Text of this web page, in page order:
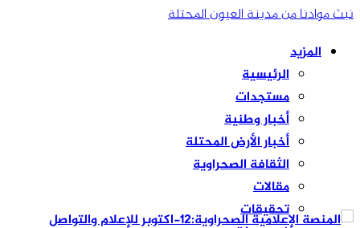
نبث موادنا من مدينة العيون المحتلة
المزيد
الرئيسية
مستجدات
أخبار وطنية
أخبار الأرض المحتلة
الثقافة الصحراوية
مقالات
تحقيقات